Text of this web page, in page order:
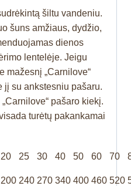
šiltu vandeniu.
šuns amžiaus, dydžio,
dienos
lentelėje. Jeigu
mažesnį „Carnilove“
jį su ankstesniu pašaru.
pašaro kiekį.
turėtų pakankamai
20 25 30 40 50 60 70
200 240 270 340 400 460 520